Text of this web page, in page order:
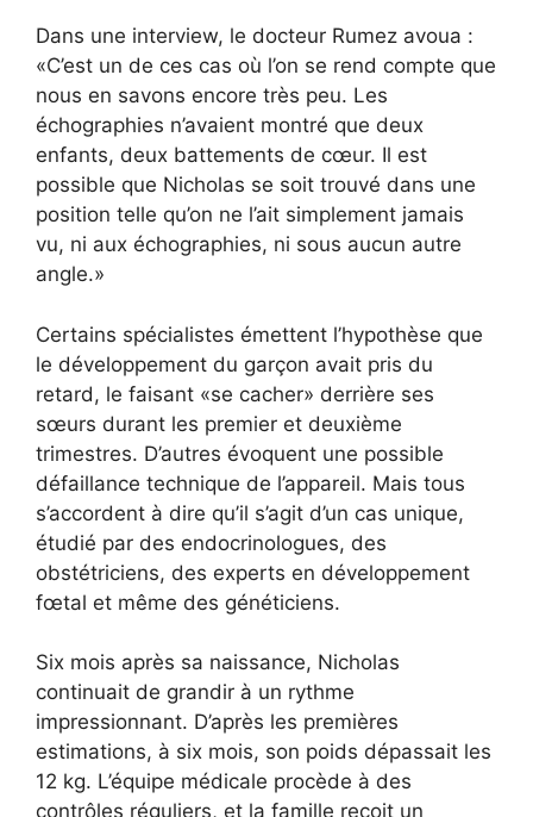
Dans une interview, le docteur Rumez avoua :
«C’est un de ces cas où l’on se rend compte que
nous en savons encore très peu. Les
échographies n’avaient montré que deux
enfants, deux battements de cœur. Il est
possible que Nicholas se soit trouvé dans une
position telle qu’on ne l’ait simplement jamais
vu, ni aux échographies, ni sous aucun autre
angle.»
Certains spécialistes émettent l’hypothèse que
le développement du garçon avait pris du
retard, le faisant «se cacher» derrière ses
sœurs durant les premier et deuxième
trimestres. D’autres évoquent une possible
défaillance technique de l’appareil. Mais tous
s’accordent à dire qu’il s’agit d’un cas unique,
étudié par des endocrinologues, des
obstétriciens, des experts en développement
fœtal et même des généticiens.
Six mois après sa naissance, Nicholas
continuait de grandir à un rythme
impressionnant. D’après les premières
estimations, à six mois, son poids dépassait les
12 kg. L’équipe médicale procède à des
contrôles réguliers, et la famille reçoit un